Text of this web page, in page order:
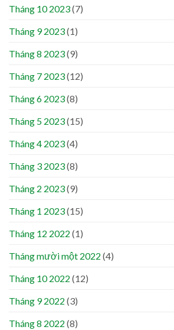
Tháng 10 2023(7)
Tháng 9 2023(1)
Tháng 8 2023(9)
Tháng 7 2023(12)
Tháng 6 2023(8)
Tháng 5 2023(15)
Tháng 4 2023(4)
Tháng 3 2023(8)
Tháng 2 2023(9)
Tháng 1 2023(15)
Tháng 12 2022 (1)
Tháng mười một 2022 (4)
Tháng 10 2022 (12)
Tháng 9 2022 (3)
Tháng 8 2022 (8)